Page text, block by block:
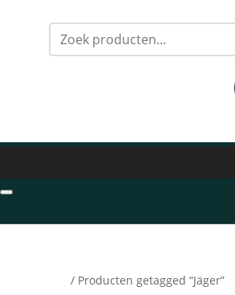
/ Producten getagged “Jäger”